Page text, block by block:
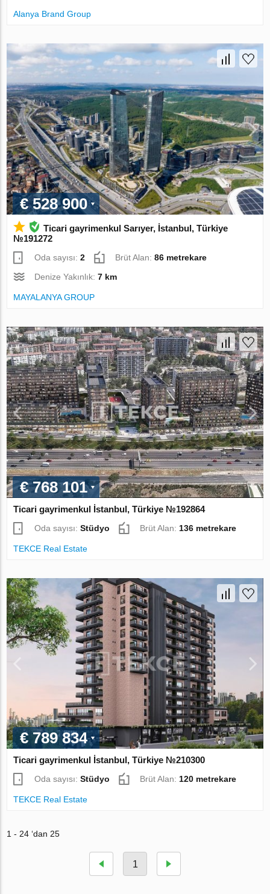
Alanya Brand Group
€ 528 900
Ticari gayrimenkul Sarıyer, İstanbul, Türkiye
№191272
Oda sayısı:2 Brüt Alan:86 metrekare
Denize Yakınlık:7 km
MAYALANYA GROUP
€ 768 101
Ticari gayrimenkul İstanbul, Türkiye №192864
Oda sayısı:Stüdyo Brüt Alan: 136 metrekare
TEKCE Real Estate
€ 789 834
Ticari gayrimenkul İstanbul, Türkiye №210300
Oda sayısı:Stüdyo Brüt Alan:120 metrekare
TEKCE Real Estate
1 - 24 ‘dan 25
1